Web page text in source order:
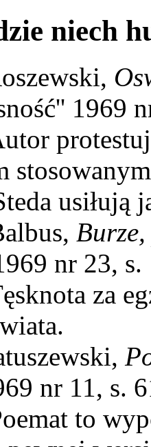
niech
1969
usiłują
nr 23, s.
za
nr 11, s.
to